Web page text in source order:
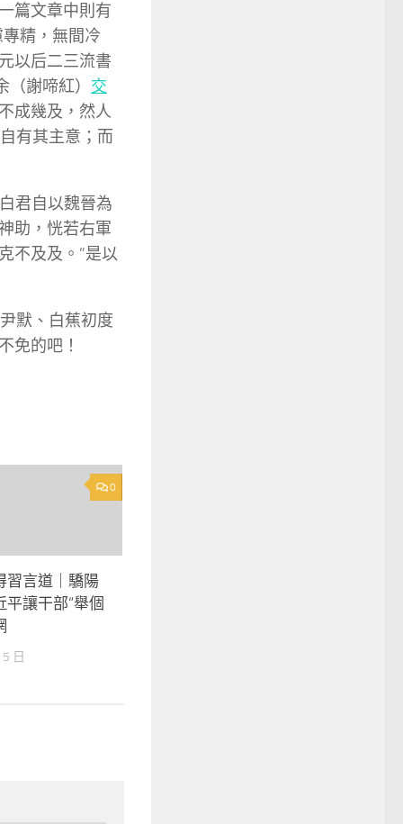
篇文章中則有
精，無間冷
以后二三流書
謝啼紅） 交
成幾及，然人
有其主意；而
君自以魏晉為
助，恍若右軍
不及及。”是以
默、白蕉初度
免的吧！
0
習言道｜驕陽
平讓干部“舉個
日